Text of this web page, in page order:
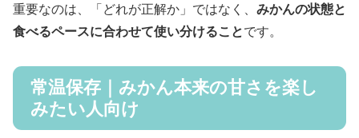
重要なのは、「どれが正解か」ではなく、 みかんの状態と
食べるペースに合わせて使い分けることです。
常温保存｜みかん本来の甘さを楽し
みたい人向け